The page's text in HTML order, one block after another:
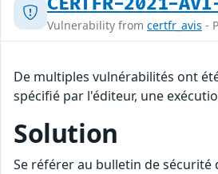
Vulnerability from certfr_avis -
De multiples vulnérabilités ont
spécifié par l'éditeur, une
Solution
Se référer au bulletin de